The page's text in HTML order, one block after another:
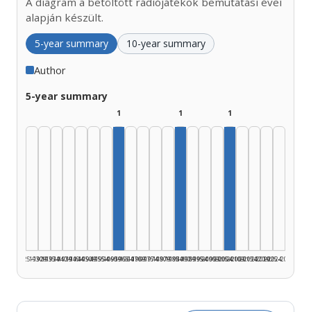
alapján készült.
5-year summary 10-year summary
Author
5-year summary
1925–1929
1930–1934
1935–1939
1940–1944
1945–1949
1950–1954
1955–1959
1
1960–1964
1965–1969
1970–1974
1975–1979
1980–1984
1
1985–1989
1990–1994
1995–1999
2000–2004
1
2005–2009
2010–2014
2015–2019
2020–2024
2025–2026